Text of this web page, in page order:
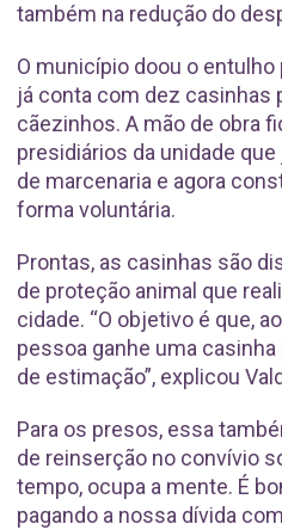
também na redução do
O município doou o
já conta com dez casinhas
cãezinhos. A mão de obra
presidiários da unidade
de marcenaria e agora
forma voluntária.
Prontas, as casinhas são
de proteção animal que
cidade. “O objetivo é que,
pessoa ganhe uma
de estimação”, explicou
Para os presos, essa
de reinserção no convívio
tempo, ocupa a mente. É
pagando a nossa dívida